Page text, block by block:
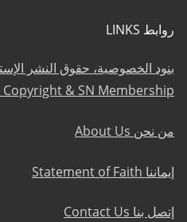
روابط LINKS
بنود الخصوصية، حقوق النشر
Copyright & SN Membership
من نحن About Us
إيماننا Statement of Faith
إتصل بنا Contact Us